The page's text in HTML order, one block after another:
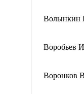
Волынкин
Воробьев
Воронков